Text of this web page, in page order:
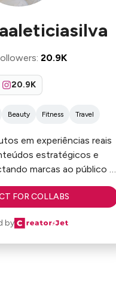
: 20.9K
20.9K
Beauty Fitness Travel
em experiências reais
estratégicos e
marcas ao público e
com storytelling,
e unboxings.
FOR COLLABS
by